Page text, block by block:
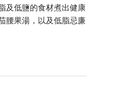
及低鹽的食材煮出健康
腰果湯，以及低脂忌廉